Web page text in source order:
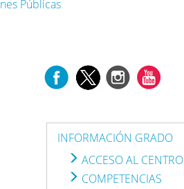
Públicas
INFORMACIÓN GRADO
ACCESO AL CENTRO
COMPETENCIAS